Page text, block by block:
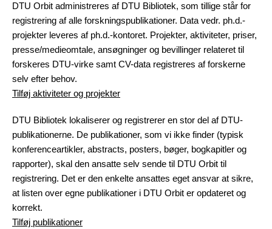
DTU Orbit administreres af DTU Bibliotek, som tillige står for
registrering af alle forskningspublikationer. Data vedr. ph.d.-
projekter leveres af ph.d.-kontoret. Projekter, aktiviteter, priser,
presse/medieomtale, ansøgninger og bevillinger relateret til
forskeres DTU-virke samt CV-data registreres af forskerne
selv efter behov.
Tilføj aktiviteter og projekter
DTU Bibliotek lokaliserer og registrerer en stor del af DTU-
publikationerne. De publikationer, som vi ikke finder (typisk
konferenceartikler, abstracts, posters, bøger, bogkapitler og
rapporter), skal den ansatte selv sende til DTU Orbit til
registrering. Det er den enkelte ansattes eget ansvar at sikre,
at listen over egne publikationer i DTU Orbit er opdateret og
korrekt.
Tilføj publikationer